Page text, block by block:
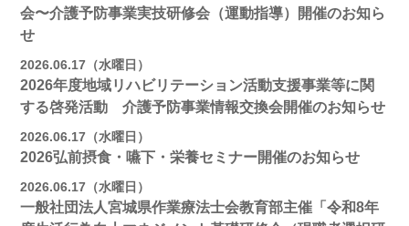
会〜介護予防事業実技研修会（運動指導）開催のお知ら
せ
2026.06.17（水曜日）
2026年度地域リハビリテーション活動支援事業等に関
する啓発活動 介護予防事業情報交換会開催のお知らせ
2026.06.17（水曜日）
2026弘前摂食・嚥下・栄養セミナー開催のお知らせ
2026.06.17（水曜日）
一般社団法人宮城県作業療法士会教育部主催「令和8年